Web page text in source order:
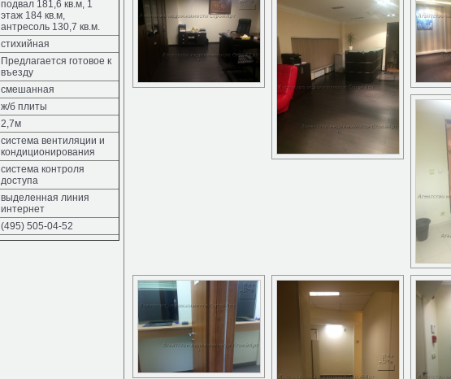
подвал 181,6 кв.м, 1
этаж 184 кв.м,
антресоль 130,7 кв.м.
стихийная
Предлагается готовое к
въезду
смешанная
ж/б плиты
2,7м
система вентиляции и
кондиционирования
система контроля
доступа
выделенная линия
интернет
(495) 505-04-52